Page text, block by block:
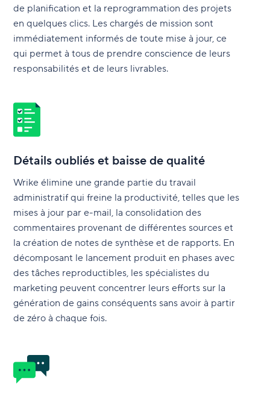
de planification et la reprogrammation des projets
en quelques clics. Les chargés de mission sont
immédiatement informés de toute mise à jour, ce
qui permet à tous de prendre conscience de leurs
responsabilités et de leurs livrables.
Détails oubliés et baisse de qualité
Wrike élimine une grande partie du travail
administratif qui freine la productivité, telles que les
mises à jour par e-mail, la consolidation des
commentaires provenant de différentes sources et
la création de notes de synthèse et de rapports. En
décomposant le lancement produit en phases avec
des tâches reproductibles, les spécialistes du
marketing peuvent concentrer leurs efforts sur la
génération de gains conséquents sans avoir à partir
de zéro à chaque fois.